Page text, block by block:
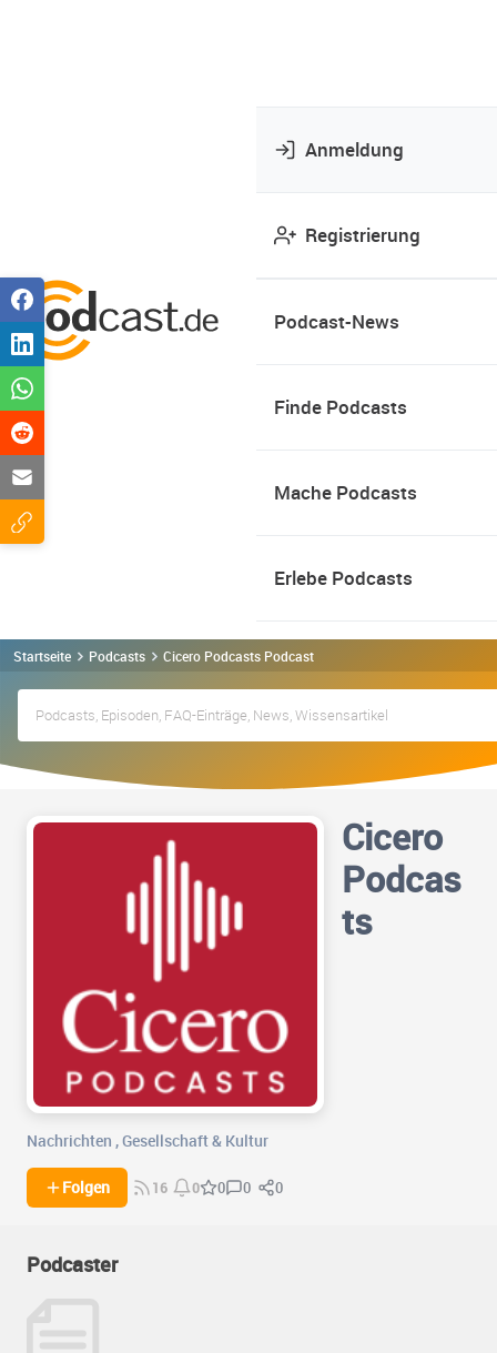
Anmeldung
Registrierung
Podcast-News
Finde Podcasts
Mache Podcasts
Erlebe Podcasts
Startseite Podcasts Cicero Podcasts Podcast
Cicero
Podcas
ts
Nachrichten ,Gesellschaft & Kultur
Folgen 16 0 0 0 0
Podcaster